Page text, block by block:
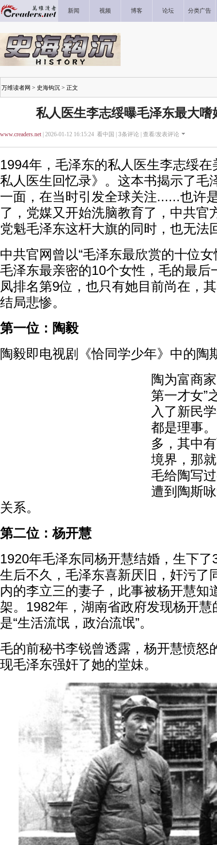
新闻 视频 博客 论坛 分类广告
万维读者网 > 史海钩沉 > 正文
私人医生李志绥曝毛泽东最大嗜
www.creaders.net| 2026-01-12 16:15:24 看中国 | 3条评论 | 查看/发表评论
1994年，毛泽东的私人医生李志绥
私人医生回忆录》。这本书揭示了毛
一面，在当时引发全球关注......也许
了，党媒又开始洗脑教育了，中共官
党魁毛泽东这杆大旗的同时，也无法
中共官网曾以“毛泽东最欣赏的十位
毛泽东最亲密的10个女性，毛的最后
凤排名第9位，也只有她目前尚在，
结局悲惨。
第一位：陶毅
陶毅即电视剧《恰同学少年》中的陶
陶为富商
第一才女”
入了新民
都是理事
多，其中
境界，那
毛给陶写
遭到陶斯
关系。
第二位：杨开慧
1920年毛泽东同杨开慧结婚，生下
生后不久，毛泽东喜新厌旧，奸污了
内的李立三的妻子，此事被杨开慧知
架。1982年，湖南省政府发现杨开
是“生活流氓，政治流氓”。
毛的前秘书李锐曾透露，杨开慧愤怒
现毛泽东强奸了她的堂妹。